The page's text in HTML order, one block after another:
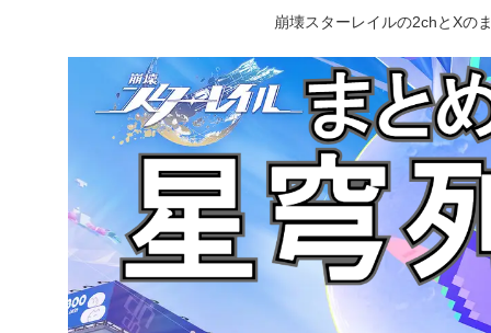
崩壊スターレイルの2chとXの